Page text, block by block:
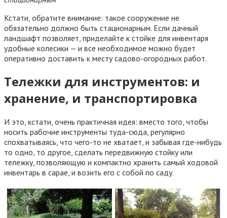
Кстати, обратите внимание: такое сооружение не
обязательно должно быть стационарным. Если дачный
ландшафт позволяет, приделайте к стойке для инвентаря
удобные колесики — и все необходимое можно будет
оперативно доставить к месту садово-огородных работ.
Тележки для инструментов: и
хранение, и транспортировка
И это, кстати, очень практичная идея: вместо того, чтобы
носить рабочие инструменты туда-сюда, регулярно
спохватываясь, что чего-то не хватает, и забывая где-нибудь
то одно, то другое, сделать передвижную стойку или
тележку, позволяющую и компактно хранить самый ходовой
инвентарь в сарае, и возить его с собой по саду.